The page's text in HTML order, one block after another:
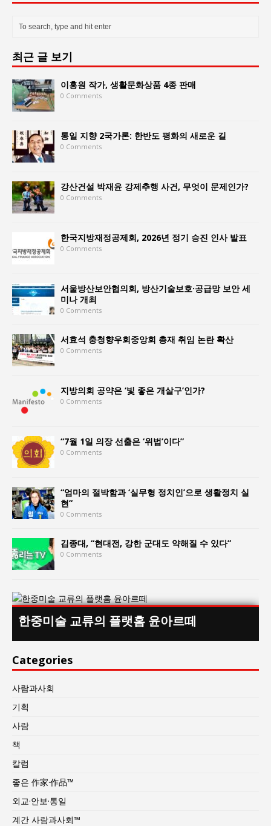
최근 글 보기
이홍원 작가, 생활문화상품 4종 판매
0 Comments
통일 지향 2국가론: 한반도 평화의 새로운 길
0 Comments
강산건설 박재윤 강제추행 사건, 무엇이 문제인가?
0 Comments
한국지방재정공제회, 2026년 정기 승진 인사 발표
0 Comments
서울방산보안협의회, 방산기술보호·공급망 보안 세
미나 개최
0 Comments
서효석 충청향우회중앙회 총재 취임 논란 확산
0 Comments
지방의회 공약은 ‘빛 좋은 개살구’인가?
0 Comments
“7월 1일 의장 선출은 ‘위법’이다”
0 Comments
“엄마의 절박함과 ‘실무형 정치인’으로 생활정치 실
현”
0 Comments
김종대, “현대전, 강한 군대도 약해질 수 있다”
0 Comments
한중미술 교류의 플랫홈 윤아르떼
Categories
사람과사회
기획
사람
책
칼럼
좋은 作家·作品™
외교·안보·통일
계간 사람과사회™